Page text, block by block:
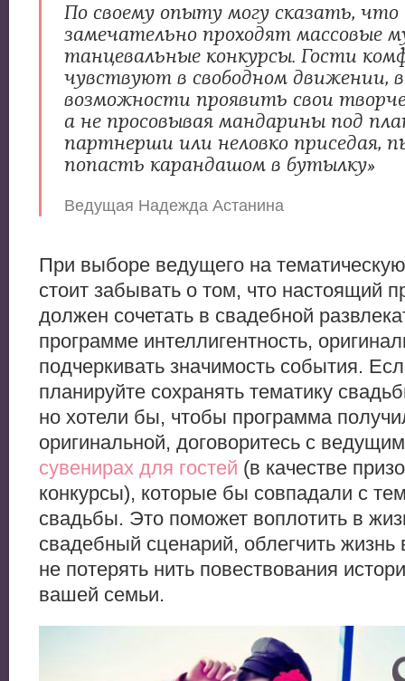
По своему опыту могу сказать, что
замечательно проходят массовые
танцевальные конкурсы. Гости
чувствуют в свободном движении, в
возможности проявить свои
а не просовывая мандарины под
партнерши или неловко приседая,
попасть карандашом в бутылку»
Ведущая Надежда Астанина
При выборе ведущего на
стоит забывать о том, что настоящий
должен сочетать в свадебной
программе интеллигентность,
подчеркивать значимость события.
планируйте сохранять тематику
но хотели бы, чтобы программа
оригинальной, договоритесь с
сувенирах для гостей (в качестве
конкурсы), которые бы совпадали с
свадьбы. Это поможет воплотить в
свадебный сценарий, облегчить
не потерять нить повествования
вашей семьи.